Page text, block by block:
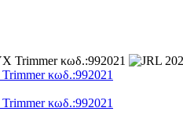
κωδ.:992021
κωδ.:992021